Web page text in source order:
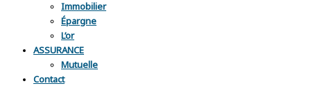
Immobilier
Épargne
L’or
ASSURANCE
Mutuelle
Contact